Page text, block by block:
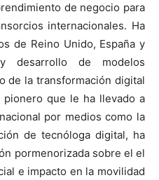
de negocio para
internacionales. Ha
de Reino Unido, España y
desarrollo de modelos
de la transformación digital
que le ha llevado a
por medios como la
de tecnóloga digital, ha
pormenorizada sobre el el
e impacto en la movilidad